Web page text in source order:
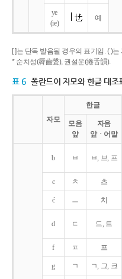
ye
(ie)
예
[ ]는 단독 발음될 경우의 표기임. ( )
* 순치성(脣齒聲), 권설운(捲舌韻).
표 6 폴란드어 자모와 한글 대조
자모
한글
모음
앞
자음
앞ㆍ어말
b ㅂ ㅂ, 브, 프
c ㅊ 츠
ć ㅡ 치
d ㄷ 드, 트
f ㅍ 프
g ㄱ ㄱ, 그, 크